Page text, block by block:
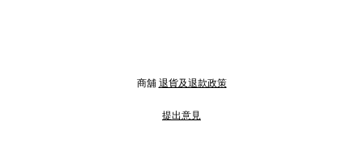
商舖 退貨及退款政策
提出意見